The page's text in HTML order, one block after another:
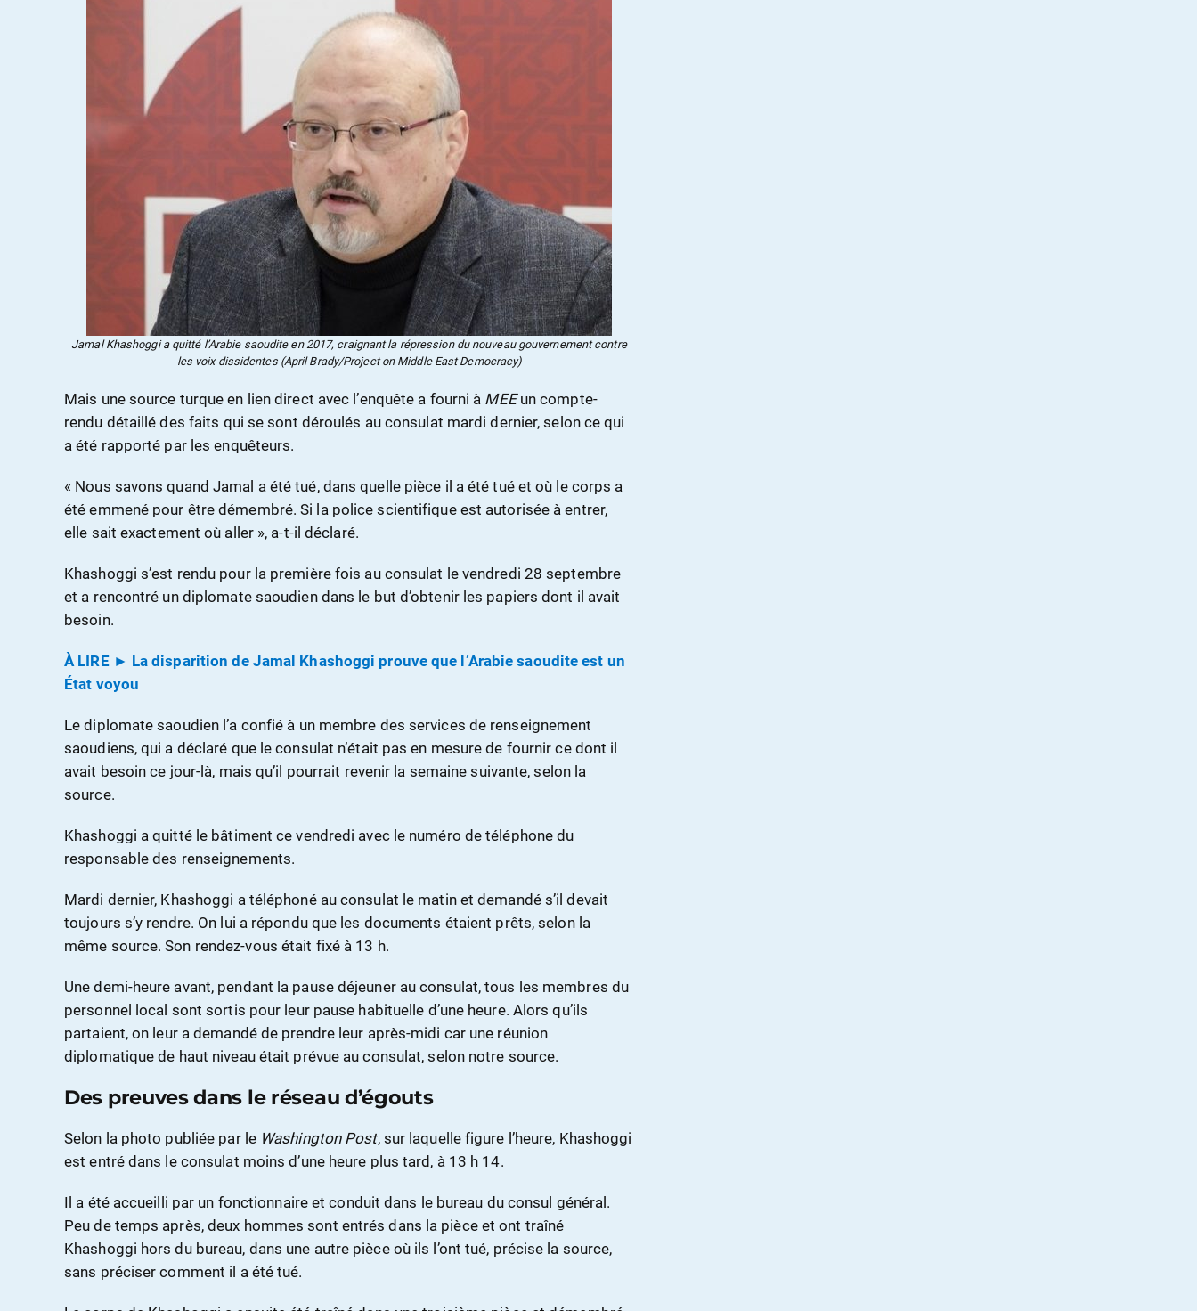
Jamal Khashoggi a quitté l’Arabie saoudite en 2017, craignant la répression du nouveau gouvernement contre
les voix dissidentes (April Brady/Project on Middle East Democracy)
Mais une source turque en lien direct avec l’enquête a fourni à MEEun compte-
rendu détaillé des faits qui se sont déroulés au consulat mardi dernier, selon ce qui
a été rapporté par les enquêteurs.
« Nous savons quand Jamal a été tué, dans quelle pièce il a été tué et où le corps a
été emmené pour être démembré. Si la police scientifique est autorisée à entrer,
elle sait exactement où aller », a-t-il déclaré.
Khashoggi s’est rendu pour la première fois au consulat le vendredi 28 septembre
et a rencontré un diplomate saoudien dans le but d’obtenir les papiers dont il avait
besoin.
À LIRE ► La disparition de Jamal Khashoggi prouve que l’Arabie saoudite est un
État voyou
Le diplomate saoudien l’a confié à un membre des services de renseignement
saoudiens, qui a déclaré que le consulat n’était pas en mesure de fournir ce dont il
avait besoin ce jour-là, mais qu’il pourrait revenir la semaine suivante, selon la
source.
Khashoggi a quitté le bâtiment ce vendredi avec le numéro de téléphone du
responsable des renseignements.
Mardi dernier, Khashoggi a téléphoné au consulat le matin et demandé s’il devait
toujours s’y rendre. On lui a répondu que les documents étaient prêts, selon la
même source. Son rendez-vous était fixé à 13 h.
Une demi-heure avant, pendant la pause déjeuner au consulat, tous les membres du
personnel local sont sortis pour leur pause habituelle d’une heure. Alors qu’ils
partaient, on leur a demandé de prendre leur après-midi car une réunion
diplomatique de haut niveau était prévue au consulat, selon notre source.
Des preuves dans le réseau d’égouts
Selon la photo publiée par le Washington Post, sur laquelle figure l’heure, Khashoggi
est entré dans le consulat moins d’une heure plus tard, à 13 h 14.
Il a été accueilli par un fonctionnaire et conduit dans le bureau du consul général.
Peu de temps après, deux hommes sont entrés dans la pièce et ont traîné
Khashoggi hors du bureau, dans une autre pièce où ils l’ont tué, précise la source,
sans préciser comment il a été tué.